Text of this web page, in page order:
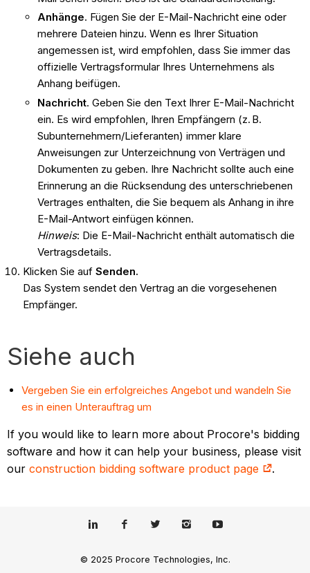
Anhänge. Fügen Sie der E-Mail-Nachricht eine oder
mehrere Dateien hinzu. Wenn es Ihrer Situation
angemessen ist, wird empfohlen, dass Sie immer das
offizielle Vertragsformular Ihres Unternehmens als
Anhang beifügen.
Nachricht. Geben Sie den Text Ihrer E-Mail-Nachricht
ein. Es wird empfohlen, Ihren Empfängern (z. B.
Subunternehmern/Lieferanten) immer klare
Anweisungen zur Unterzeichnung von Verträgen und
Dokumenten zu geben. Ihre Nachricht sollte auch eine
Erinnerung an die Rücksendung des unterschriebenen
Vertrages enthalten, die Sie bequem als Anhang in ihre
E-Mail-Antwort einfügen können.
Hinweis: Die E-Mail-Nachricht enthält automatisch die
Vertragsdetails.
Klicken Sie auf Senden.
Das System sendet den Vertrag an die vorgesehenen
Empfänger.
Siehe auch
Vergeben Sie ein erfolgreiches Angebot und wandeln Sie
es in einen Unterauftrag um
If you would like to learn more about Procore's bidding
software and how it can help your business, please visit
ourconstruction bidding software product page .
© 2025 Procore Technologies, Inc.